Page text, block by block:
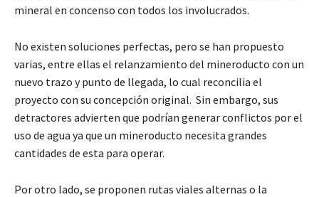
mineral en concenso con todos los involucrados.
No existen soluciones perfectas, pero se han propuesto
varias, entre ellas el relanzamiento del mineroducto con un
nuevo trazo y punto de llegada, lo cual reconcilia el
proyecto con su concepción original. Sin embargo, sus
detractores advierten que podrían generar conflictos por el
uso de agua ya que un mineroducto necesita grandes
cantidades de esta para operar.
Por otro lado, se proponen rutas viales alternas o la